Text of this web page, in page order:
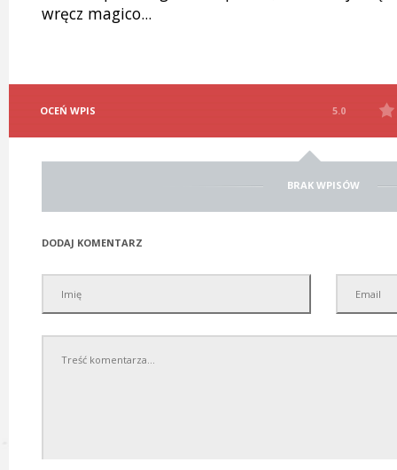
wręcz magico...
OCEŃ WPIS 5.0
BRAK WPISÓW
DODAJ KOMENTARZ